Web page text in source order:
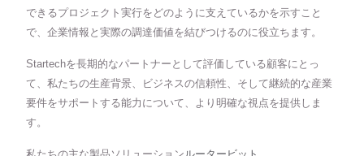
できるプロジェクト実行をどのように支えているかを示すこと
で、企業情報と実際の調達価値を結びつけるのに役立ちます。
Startechを長期的なパートナーとして評価している顧客にとっ
て、私たちの生産背景、ビジネスの信頼性、そして継続的な産業
要件をサポートする能力について、より明確な視点を提供しま
す。